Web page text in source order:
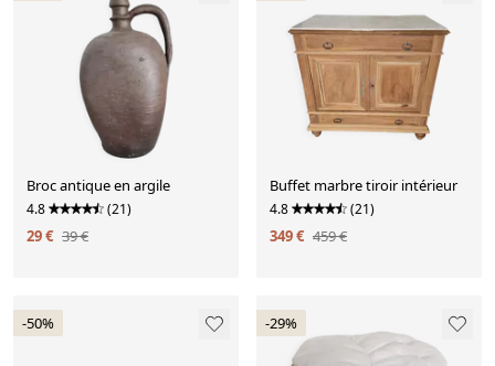
Broc antique en argile
4.8 (21)
29 € 39 €
Buffet marbre tiroir intérieur
4.8 (21)
349 € 459 €
-50% -29%